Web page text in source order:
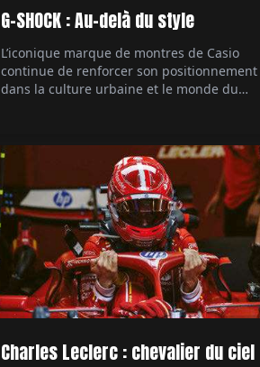
G-SHOCK : Au-delà du style
L’iconique marque de montres de Casio
continue de renforcer son positionnement
dans la culture urbaine et le monde du
la scène musicale actuelle, devient son
ambassadeur. Un mariage naturel entre
style et authenticité. Par Hubert de la
Batte.
Charles Leclerc : chevalier du ciel